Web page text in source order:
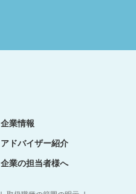
企業情報
アドバイザー紹介
企業の担当者様へ